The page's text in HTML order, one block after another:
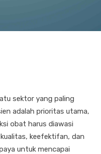
sektor yang paling
adalah prioritas utama,
obat harus diawasi
keefektifan, dan
untuk mencapai